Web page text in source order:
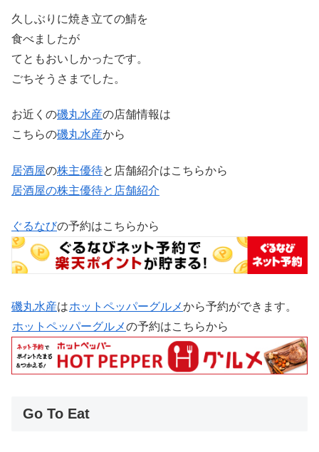
久しぶりに焼き立ての鯖を
食べましたが
てともおいしかったです。
ごちそうさまでした。
お近くの磯丸水産の店舗情報は
こちらの磯丸水産から
居酒屋の株主優待と店舗紹介はこちらから
居酒屋の株主優待と店舗紹介
ぐるなびの予約はこちらから
磯丸水産はホットペッパーグルメから予約ができます。
ホットペッパーグルメの予約はこちらから
Go To Eat